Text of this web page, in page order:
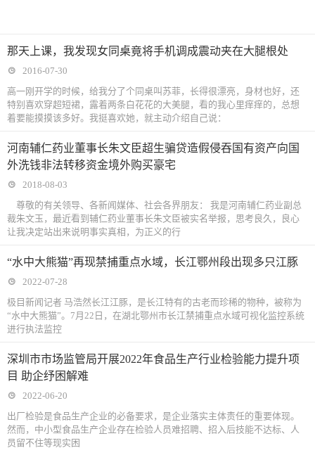
那天上课，我发现女同桌竟将手机调成震动夹在大腿根处
2016-07-30
高一刚开学的时候，给我分了个同桌叫苏菲，长得很漂亮，身材也好，还
特别喜欢穿超短裙，露着两条白花花的大美腿，看的我心里痒痒的，总想
着要能摸摸该多好。我挺喜欢她，就主动介绍自己说：
河南辅仁药业董事长朱文臣超生骗贷造假侵吞国有资产向国
外洗钱非法转移资金境外购买豪宅
2018-08-03
尊敬的有关领导、各新闻媒体、社会各界朋友： 我是河南辅仁药业副总
裁朱文玉，最近看到辅仁药业董事长朱文臣被实名举报，思考良久，良心
让我决定站出来说明事实真相，为正义的行
“水中大熊猫”再现禁捕重点水域，长江鄂州段出现多只江豚
2022-07-28
极目新闻记者 马浩然长江江豚，是长江特有的古老而珍稀的物种，被称为
“水中大熊猫”。7月22日，在湖北鄂州市长江禁捕重点水域可视化监控系统
进行执法监控
深圳市市场监管局开展2022年食品生产行业检验能力提升项
目 助企纾困解难
2022-06-20
出厂检验是食品生产企业的必备要求，是企业落实主体责任的重要体现。
然而，中小型食品生产企业存在检验人员难招聘、招入后技能不达标、人
员留不住等现实困